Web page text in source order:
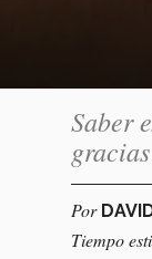
Saber
Por
Tiempo